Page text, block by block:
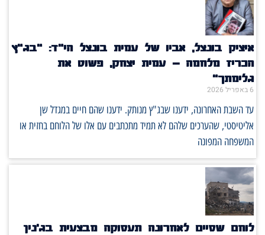
איציק בונצל, אביו של עמית בונצל הי"ד: "בג"ץ
הכריז מלחמה – עמית יצחק, פשוט את
גלימתך"
6 באפריל 2026
עד השבת האחרונה, ידענו שבג"ץ מנותק. ידענו שהם חיים במגדל שן
אליטיסטי, שהערכים שלהם לא תמיד מתכתבים עם אלו של הלוחם בחזית או
המשפחה המפונה
לוחם שסיים לאחרונה תעסוקה מבצעית בג'נין